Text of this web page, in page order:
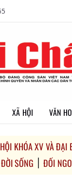
XÃ HỘI VĂN
KHÓA XV VÀ
SỐNG ĐỐI